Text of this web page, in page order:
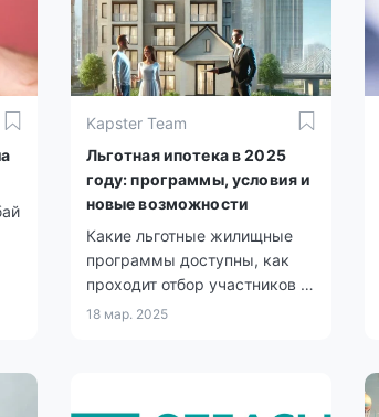
Kapster Team
Льготная ипотека в 2025
году: программы, условия и
новые возможности
Какие льготные жилищные
программы доступны, как
проходит отбор участников и
чего ждать в 2025 году?
18 мар. 2025